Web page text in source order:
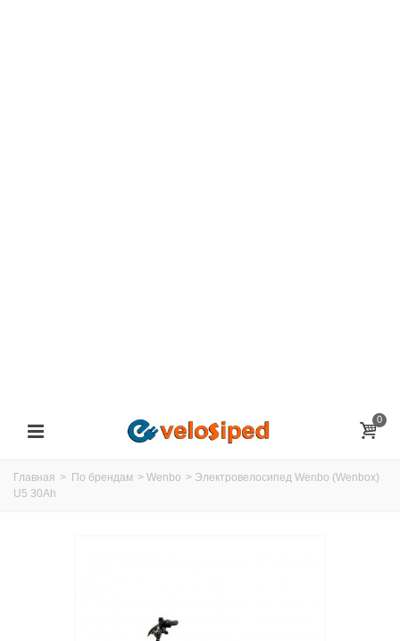
0
Главная > По брендам > Wenbo > Электровелосипед Wenbo (Wenbox)
U5 30Ah